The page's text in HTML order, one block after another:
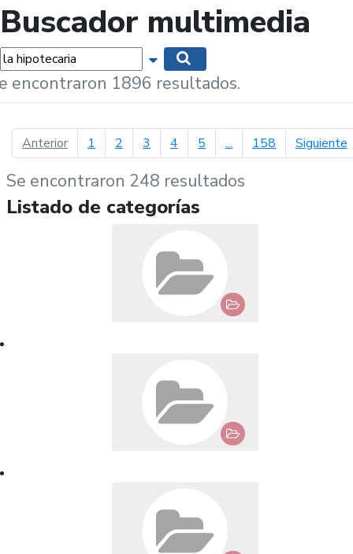
Buscador multimedia
Mostrar opciones de búsqueda
encontraron 1896 resultados.
Anteriorpágina anterior
1 2 3 4 5 ... 158 Siguiente
Se encontraron 248 resultados
Listado de categorías